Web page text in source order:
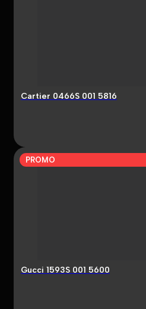
Cartier 0466S 001 5816
PROMO
Gucci 1593S 001 5600